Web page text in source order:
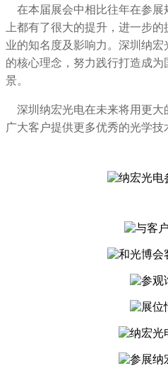
在本届展会中相比往年在参
上都有了很大的提升，进一步
业的知名度及影响力。深圳纳
的核心理念，努力践行打造成
景。
深圳纳宏光电在未来将用更
广大客户提供更多优秀的光学技